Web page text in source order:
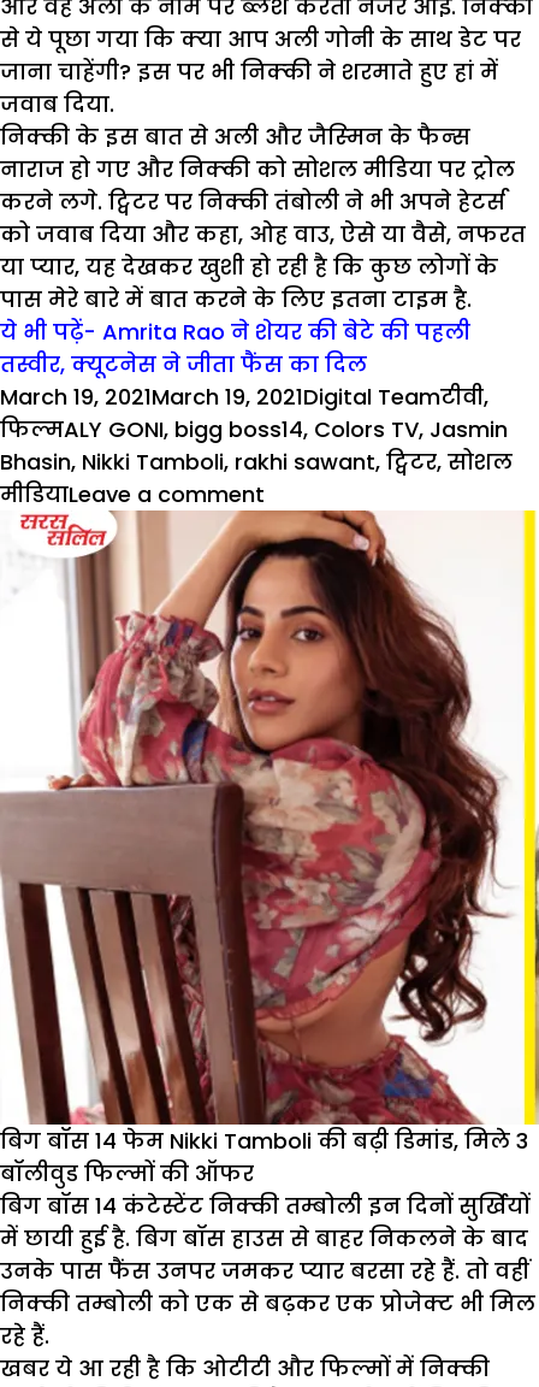
और वह अली के नाम पर ब्लश करती नजर आईं. निक्‍की
से ये पूछा गया कि क्‍या आप अली गोनी के साथ डेट पर
जाना चाहेंगी? इस पर भी निक्‍की ने शरमाते हुए हां में
जवाब दिया.
निक्की के इस बात से अली और जैस्‍म‍िन के फैन्‍स
नाराज हो गए और निक्‍की को सोशल मीडिया पर ट्रोल
करने लगे. ट्विटर पर निक्की तंबोली ने भी अपने हेटर्स
को जवाब दिया और कहा, ओह वाउ, ऐसे या वैसे, नफरत
या प्‍यार, यह देखकर खुशी हो रही है कि कुछ लोगों के
पास मेरे बारे में बात करने के लिए इतना टाइम है.
ये भी पढ़ें- Amrita Rao ने शेयर की बेटे की पहली
तस्वीर, क्यूटनेस ने जीता फैंस का दिल
Posted
on
March 19, 2021March 19, 2021Author
Digital Teamटीवी,
फिल्मTags
ALY GONI, bigg boss14, Colors TV, Jasmin
Bhasin, Nikki Tamboli, rakhi sawant, ट्विटर, सोशल
मीडियाLeave a comment
जानिए,
ट्विटर
क्यों
हुआ
ट्रेंड
‘Nikki
Tamboli’
औकात
में
रह!
बिग बॉस 14 फेम Nikki Tamboli की बढ़ी डिमांड, मिले 3
बॉलीवुड फिल्मों की ऑफर
बिग बॉस 14 कंटेस्टेंट निक्की तम्बोली इन दिनों सुर्खियों
में छायी हुई है. बिग बॉस हाउस से बाहर निकलने के बाद
उनके पास फैंस उनपर जमकर प्यार बरसा रहे हैं. तो वहीं
निक्की तम्बोली को एक से बढ़कर एक प्रोजेक्ट भी मिल
रहे हैं.
खबर ये आ रही है कि ओटीटी और फिल्मों में निक्की